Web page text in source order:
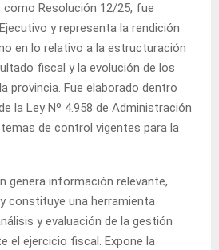
como Resolución 12/25, fue
y representa la rendición
en lo relativo a la estructuración
fiscal y la evolución de los
provincia. Fue elaborado dentro
la Ley Nº 4.958 de Administración
de control vigentes para la
genera información relevante,
constituye una herramienta
y evaluación de la gestión
el ejercicio fiscal. Expone la